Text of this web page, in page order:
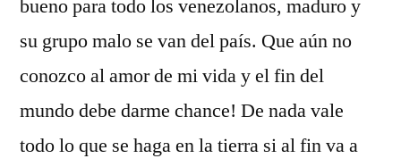
bueno para todo los venezolanos, maduro y
su grupo malo se van del país. Que aún no
conozco al amor de mi vida y el fin del
mundo debe darme chance! De nada vale
todo lo que se haga en la tierra si al fin va a